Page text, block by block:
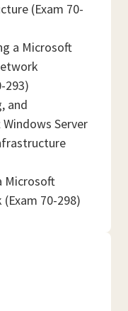
(Exam 70-
a Microsoft
293)
and
Server
Microsoft
70-298)